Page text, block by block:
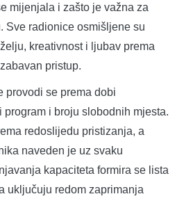
mijenjala i zašto je važna za
Sve radionice osmišljene su
kreativnost i ljubav prema
pristup.
provodi se prema dobi
i broju slobodnih mjesta.
redoslijedu pristizanja, a
naveden je uz svaku
kapaciteta formira se lista
uključuju redom zaprimanja